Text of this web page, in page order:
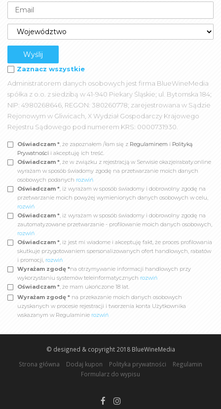
Zaznacz wszystkie
Administratorem danych osobowych jest firma BlueWineMedia
spółka z o.o. z siedzibą w 41-940 Piekary Śląskie; ul. Bytomska 184;
NIP: 4980268646, REGON: 380260778; zarejestrowana w Sądzie
Rejonowym w Gliwicach, X Wydział Gospodarczy Krajowego
Rejestru Sądowego pod numerem KRS: 0000731930.
Oświadczam * , że zapoznałem /łam się z Regulaminem i Polityką
Prywatności i akceptuję ich treść.
Oświadczam * , że w związku z rejestracją w Serwisie okazjeirabaty.online
wyrażam w sposób świadomy zgodę na przetwarzanie moich danych
osobowych podanych rozwiń
Oświadczam * , iż wyrażam w sposób świadomy i dobrowolny zgodę na
przetwarzanie moich powyżej wymienionych danych osobowych w celu,
rozwiń
Oświadczam * , iż wyrażam w sposób świadomy i dobrowolny zgodę na
zautomatyzowane przetwarzanie - profilowanie moich danych osobowych,
rozwiń
Oświadczam * , iż jest mi wiadome i akceptuję fakt, że proces profilowania
skutkuje przygotowaniem spersonalizowanych ofert handlowych, rabatów
i promocji, rozwiń
Wyrażam zgodę *na otrzymywanie informacji handlowych przy
wykorzystaniu systemów teleinformatycznych rozwiń
Oświadczam * , że mam ukończone 18 lat.
Wyrażam zgodę * na przekazanie moich danych osobowych
uzyskanych w procesie rejestracji i tworzenia konta Użytkownika
wskazanym w Regulaminie rozwiń
© designed & copyright 2018 BlueWineMedia
Strona główna
Dodaj kupon Polityka prywatności
Regulamin
Formularz do wypisu